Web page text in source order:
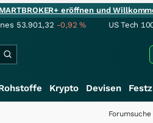
eröffnen und
53.901,32 -0,92% US Tech
Krypto Devisen
Forumsuche